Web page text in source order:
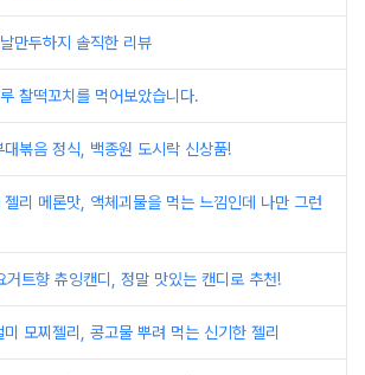
만두하지 솔직한 리뷰
찰떡꼬치를 먹어보았습니다.
대볶음 정식, 백종원 도시락 신상품!
젤리 메론맛, 액체괴물을 먹는 느낌인데 나만 그런
트향 츄잉캔디, 정말 맛있는 캔디로 추천!
미 모찌젤리, 콩고물 뿌려 먹는 신기한 젤리